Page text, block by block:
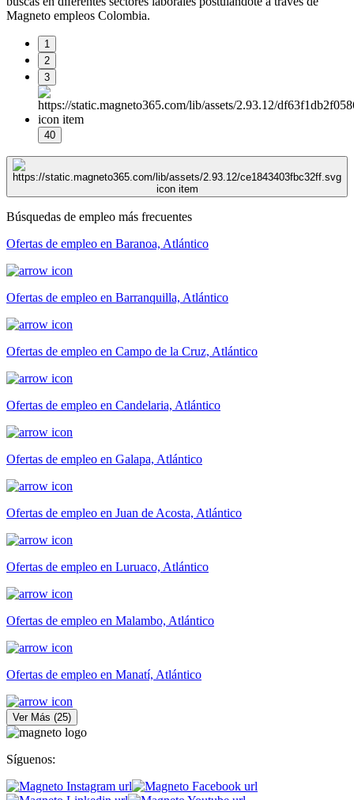
Magneto empleos Colombia.
1
2
3
40
Búsquedas de empleo más frecuentes
Ofertas de empleo en Baranoa, Atlántico
Ofertas de empleo en Barranquilla, Atlántico
Ofertas de empleo en Campo de la Cruz, Atlántico
Ofertas de empleo en Candelaria, Atlántico
Ofertas de empleo en Galapa, Atlántico
Ofertas de empleo en Juan de Acosta, Atlántico
Ofertas de empleo en Luruaco, Atlántico
Ofertas de empleo en Malambo, Atlántico
Ofertas de empleo en Manatí, Atlántico
Ver Más (25)
Síguenos: